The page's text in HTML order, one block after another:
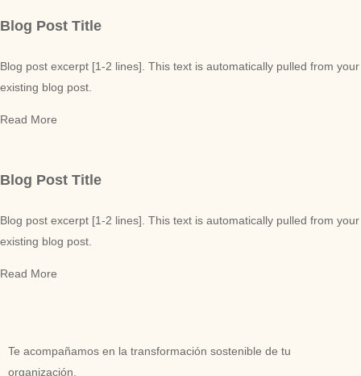
Blog Post Title
Blog post excerpt [1-2 lines]. This text is automatically pulled from your
existing blog post.
Read More
Blog Post Title
Blog post excerpt [1-2 lines]. This text is automatically pulled from your
existing blog post.
Read More
Te acompañamos en la transformación sostenible de tu
organización.